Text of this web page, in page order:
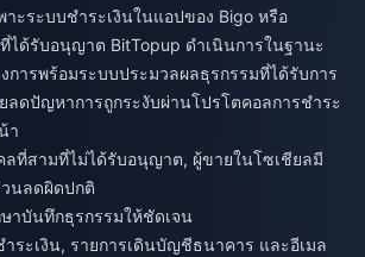
าะระบบชำระเงินในแอปของ Bigo หรือ
ได้รับอนุญาต BitTopup ดำเนินการในฐานะ
การพร้อมระบบประมวลผลธุรกรรมที่ได้รับการ
ลดปัญหาการถูกระงับผ่านโปรโตคอลการชำระ
า
ลที่สามที่ไม่ได้รับอนุญาต, ผู้ขายในโซเชียลมี
วนลดผิดปกติ
าบันทึกธุรกรรมให้ชัดเจน
ระเงิน, รายการเดินบัญชีธนาคาร และอีเมล